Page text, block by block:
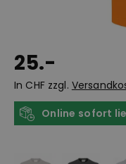
25.-
In CHF zzgl.
Online sofort